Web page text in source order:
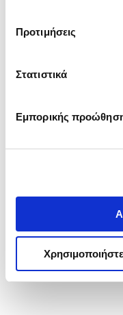
Προτιμήσεις
Στατιστικά
Εμπορικής